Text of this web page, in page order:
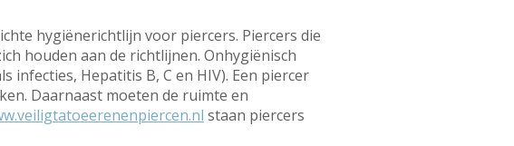
hygiënerichtlijn voor piercers. Piercers die
houden aan de richtlijnen. Onhygiënisch
Hepatitis B, C en HIV). Een piercer
Daarnaast moeten de ruimte en
staan piercers